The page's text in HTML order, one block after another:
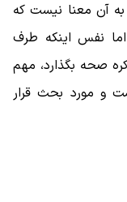
به آن معنا نیست که
نفس اینکه طرف
صحه بگذارد، مهم
و مورد بحث قرار